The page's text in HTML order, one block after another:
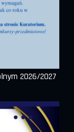
2026/2027